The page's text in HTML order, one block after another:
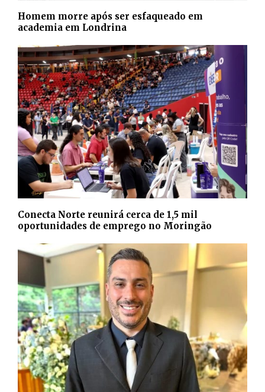
Homem morre após ser esfaqueado em
academia em Londrina
Conecta Norte reunirá cerca de 1,5 mil
oportunidades de emprego no Moringão